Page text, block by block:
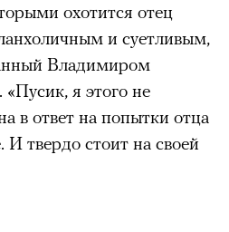
охотится отец
и суетливым,
Владимиром
я этого не
в ответ на попытки отца
И твердо стоит на своей